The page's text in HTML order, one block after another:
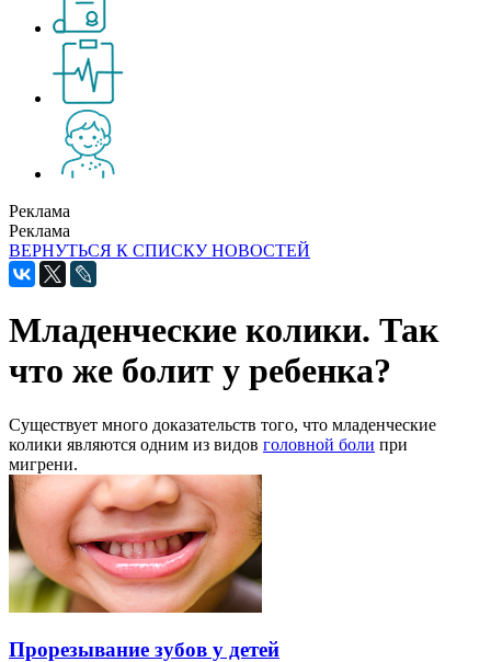
Реклама
Реклама
ВЕРНУТЬСЯ К СПИСКУ НОВОСТЕЙ
Младенческие колики. Так
что же болит у ребенка?
Существует много доказательств того, что младенческие
колики являются одним из видов головной боли при
мигрени.
Прорезывание зубов у детей